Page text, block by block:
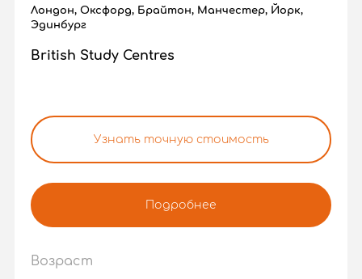
Лондон, Оксфорд, Брайтон, Манчестер, Йорк,
Эдинбург
British Study Centres
Узнать точную стоимость
Подробнее
Возраст